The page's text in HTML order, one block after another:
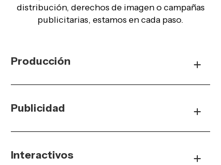
distribución, derechos de imagen o campañas
publicitarias, estamos en cada paso.
Producción
Publicidad
Interactivos